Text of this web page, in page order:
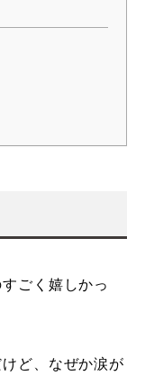
ごく嬉しかっ
ど、なぜか涙が